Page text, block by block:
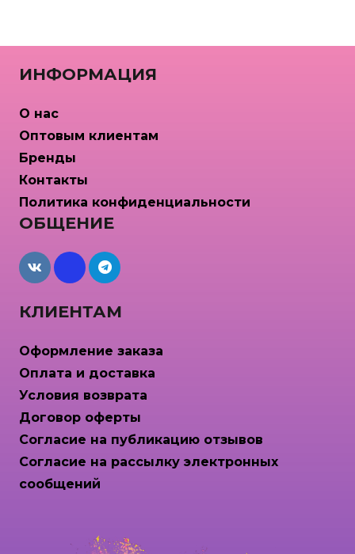
Опции
КЛИЕНТАМ
Оформление заказа
Оплата и доставка
Условия возврата
Договор оферты
Согласие на публикацию отзывов
Согласие на рассылку электронных
сообщений
ОБЩЕНИЕ
maxcdn
ИНФОРМАЦИЯ
О нас
Оптовым клиентам
Бренды
Контакты
Политика конфиденциальности